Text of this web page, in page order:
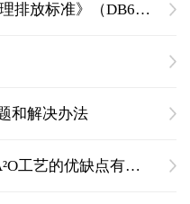
》（DB65 4275-2019）
和解决办法
艺的优缺点有什么